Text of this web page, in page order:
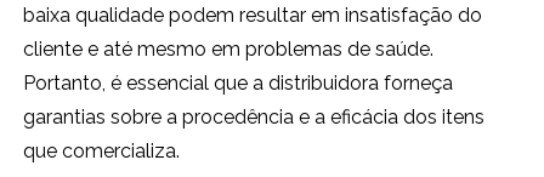
baixa qualidade podem resultar em insatisfação do
cliente e até mesmo em problemas de saúde.
Portanto, é essencial que a distribuidora forneça
garantias sobre a procedência e a eficácia dos itens
que comercializa.